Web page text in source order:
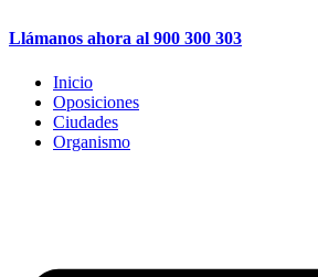
Llámanos ahora al 900 300 303
Inicio
Oposiciones
Ciudades
Organismo